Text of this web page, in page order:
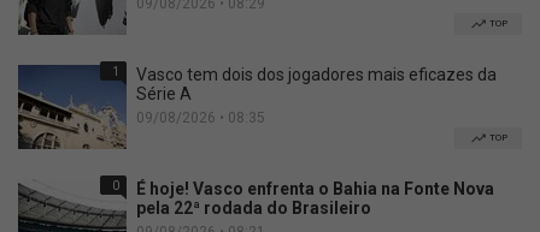
09/08/2026 • 08:29
TOP
1
Vasco tem dois dos jogadores mais eficazes da
Série A
09/08/2026 • 08:35
TOP
0
É hoje! Vasco enfrenta o Bahia na Fonte Nova
pela 22ª rodada do Brasileiro